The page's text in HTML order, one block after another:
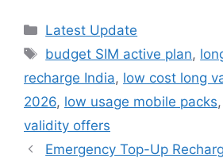
Categories
Latest Update
Tags
budget SIM active plan,
recharge India, low cost long
2026, low usage mobile packs,
validity offers
Emergency Top-Up